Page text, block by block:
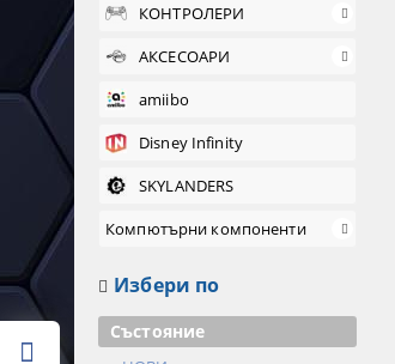
КОНТРОЛЕРИ
АКСЕСОАРИ
amiibo
Disney Infinity
SKYLANDERS
Компютърни компоненти
Избери по
Състояние